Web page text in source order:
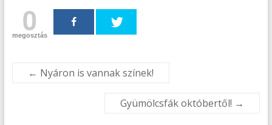
0
megosztás
← Nyáron is vannak színek!
Gyümölcsfák októbertől! →